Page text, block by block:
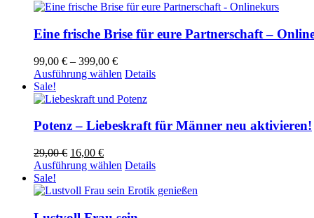
Eine frische Brise für eure Partnerschaft –
99,00 € – 399,00 €Preisspanne:
99,00 €
399,00 €
Ausführung wählen Dieses
weist
Varianten
Optionen
können
auf
der
Produktseite
Details
Sale!
Potenz – Liebeskraft für Männer neu aktivieren!
29,00€ Ursprünglicher
Preis
29,00 €
16,00 €Aktueller
Preis
16,00 €.
Ausführung wählen Dieses
weist
Varianten
Details
Sale!